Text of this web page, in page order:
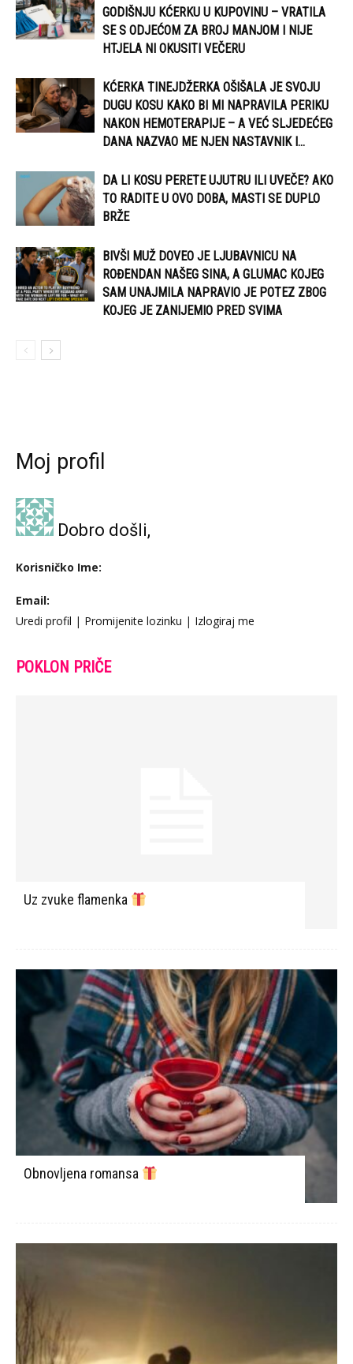
GODIŠNJU KĆERKU U KUPOVINU – VRATILA
SE S ODJEĆOM ZA BROJ MANJOM I NIJE
HTJELA NI OKUSITI VEČERU
KĆERKA TINEJDŽERKA OŠIŠALA JE SVOJU
DUGU KOSU KAKO BI MI NAPRAVILA PERIKU
NAKON HEMOTERAPIJE – A VEĆ SLJEDEĆEG
DANA NAZVAO ME NJEN NASTAVNIK I...
DA LI KOSU PERETE UJUTRU ILI UVEČE? AKO
TO RADITE U OVO DOBA, MASTI SE DUPLO
BRŽE
BIVŠI MUŽ DOVEO JE LJUBAVNICU NA
ROĐENDAN NAŠEG SINA, A GLUMAC KOJEG
SAM UNAJMILA NAPRAVIO JE POTEZ ZBOG
KOJEG JE ZANIJEMIO PRED SVIMA
Moj profil
Dobro došli,
Korisničko Ime:
Email:
Uredi profil | Promijenite lozinku | Izlogiraj me
POKLON PRIČE
Uz zvuke flamenka
Obnovljena romansa